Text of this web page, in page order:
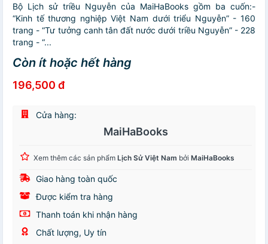
Bộ Lịch sử triều Nguyễn của MaiHaBooks gồm ba cuốn:-
“Kinh tế thương nghiệp Việt Nam dưới triểu Nguyễn” - 160
trang - “Tư tưởng canh tân đất nước dưới triều Nguyễn” - 228
trang - “...
Còn ít hoặc hết hàng
196,500 đ
Cửa hàng:
MaiHaBooks
Xem thêm các sản phẩm Lịch Sử Việt Nam bởi MaiHaBooks
Giao hàng toàn quốc
Được kiểm tra hàng
Thanh toán khi nhận hàng
Chất lượng, Uy tín